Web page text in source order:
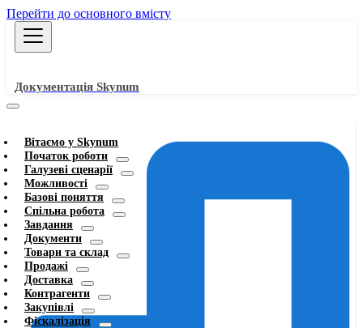
Перейти до основного вмісту
Документація Skynum
Вітаємо у Skynum
Початок роботи
Галузеві сценарії
Можливості
Базові поняття
Спільна робота
Завдання
Документи
Товари та склад
Продажі
Доставка
Контрагенти
Закупівлі
Фіскалізація